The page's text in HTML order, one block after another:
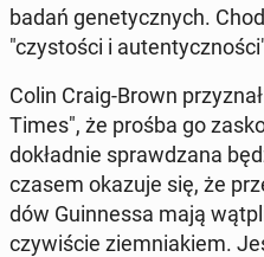
badań ge­ne­tycz­nych.
"czy­sto­ści i
Colin Craig-Brown
Times", że prośba go
do­kład­nie spraw­dza­na
cza­sem okazuje się, że
dów Gu­in­nes­sa mają
czy­wi­ście ziem­nia­kiem.